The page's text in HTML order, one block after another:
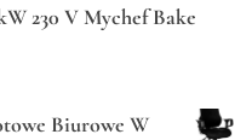
230 V Mychef Bake
Biurowe W